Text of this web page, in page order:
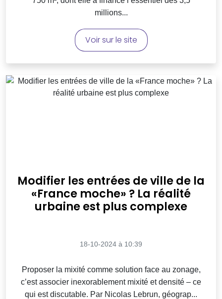
millions...
Voir sur le site
Modifier les entrées de ville de la
«France moche» ? La réalité
urbaine est plus complexe
18-10-2024 à 10:39
Proposer la mixité comme solution face au zonage,
c’est associer inexorablement mixité et densité – ce
qui est discutable. Par Nicolas Lebrun, géograp...